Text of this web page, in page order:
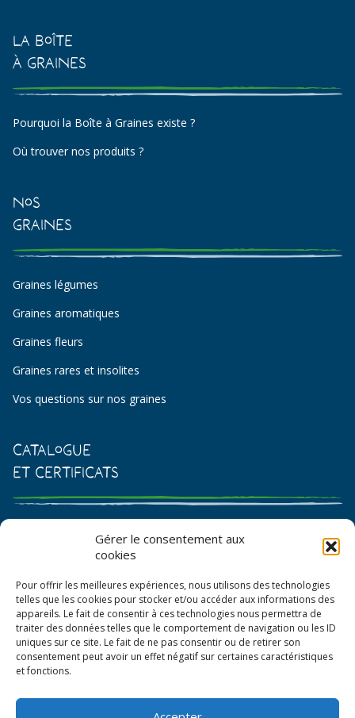
Gérer le consentement aux
cookies
Pour offrir les meilleures expériences, nous utilisons des technologies
telles que les cookies pour stocker et/ou accéder aux informations des
appareils. Le fait de consentir à ces technologies nous permettra de
traiter des données telles que le comportement de navigation ou les ID
uniques sur ce site. Le fait de ne pas consentir ou de retirer son
consentement peut avoir un effet négatif sur certaines caractéristiques
et fonctions.
La Boîte
à Graines
Pourquoi la Boîte à Graines existe ?
Où trouver nos produits ?
Nos
Graines
Graines légumes
Graines aromatiques
Graines fleurs
Graines rares et insolites
Vos questions sur nos graines
Catalogue
et certificats
Catalogue de graines et semences
Bon de commande